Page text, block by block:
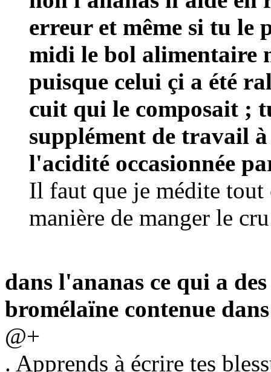
erreur et même si tu le
midi le bol alimentaire
puisque celui çi a été
cuit qui le composait ;
supplément de travail
l'acidité occasionnée
Il faut que je médite tout
manière de manger le
dans l'ananas ce qui a
bromélaïne contenue
@+
. Apprends à écrire tes